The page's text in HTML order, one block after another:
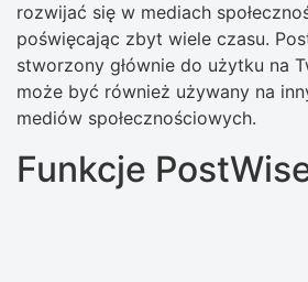
rozwijać się w mediach
poświęcając zbyt wiele czasu.
stworzony głównie do użytku na
może być również używany na
mediów społecznościowych.
Funkcje